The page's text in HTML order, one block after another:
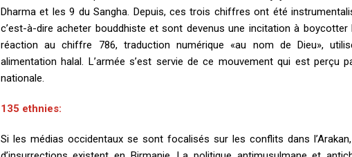
Dharma et les 9 du Sangha. Depuis, ces trois chiffres ont été
c’est-à-dire acheter bouddhiste et sont devenus une incitation à
réaction au chiffre 786, traduction numérique «au nom de Dieu»,
alimentation halal. L’armée s’est servie de ce mouvement qui est perçu
nationale.
135 ethnies:
Si les médias occidentaux se sont focalisés sur les conflits dans